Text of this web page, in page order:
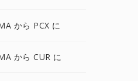
から PCX に
から CUR に